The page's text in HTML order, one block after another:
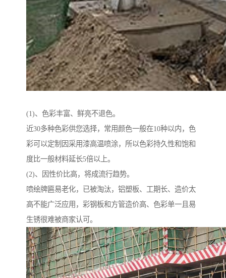
(1)、色彩丰富、鲜亮不退色。
近30多种色彩供您选择，常用颜色一般在10种以内，色
彩可以定制因采用漆高温喷涂，所以色彩持久性和饱和
度比一般材料延长5倍以上。
(2)、因性价比高，将成流行趋势。
喷绘牌匾易老化，已被淘汰，铝塑板、工期长、造价太
高不能广泛应用，彩钢板和方管造价高、色彩单一且易
生锈很难被商家认可。